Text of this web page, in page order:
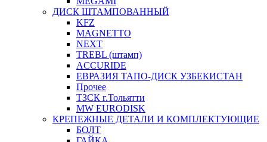
ДИСК ШТАМПОВАННЫЙ
KFZ
MAGNETTO
NEXT
TREBL (штамп)
ACCURIDE
ЕВРАЗИЯ ТАПО-ДИСК УЗБЕКИСТАН
Прочее
ТЗСК г.Тольятти
MW EURODISK
КРЕПЕЖНЫЕ ДЕТАЛИ И КОМПЛЕКТУЮЩИЕ
БОЛТ